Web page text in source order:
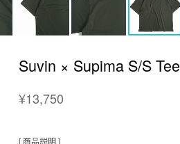
Suvin × Supima S/S Tee
¥13,750
[ 商品説明 ]